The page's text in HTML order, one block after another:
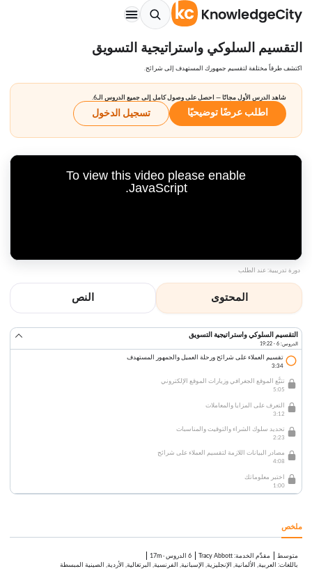
التقسيم السلوكي واستراتيجية التسويق
اكتشف طرقاً مختلفة لتقسيم جمهورك المستهدف إلى شرائح.
شاهد الدرس الأول مجانًا — احصل على وصول كامل إلى جميع الدروس الـ6.
اطلب عرضًا توضيحيًا تسجيل الدخول
To view this video please enable
JavaScript.
دورة تدريبية: عند الطلب
المحتوى النص
التقسيم السلوكي واستراتيجية التسويق
الدروس: 6 · 19:22
تقسيم العملاء على شرائح ورحلة العميل والجمهور المستهدف
3:34
تتبُّع الموقع الجغرافي وزيارات الموقع الإلكتروني
5:05
التعرف على المزايا والمعاملات
3:12
تحديد سلوك الشراء والتوقيت والمناسبات
2:23
مصادر البيانات اللازمة لتقسيم العملاء على شرائح
4:08
اختبر معلوماتك
1:00
ملخص
متوسط مقدِّم الخدمة:
Tracy Abbott 6 الدروس ·
17m
باللغات: العربية, الألمانية, الإنجليزية, الإسبانية, الفرنسية, البرتغالية, الأردية, الصينية المبسطة